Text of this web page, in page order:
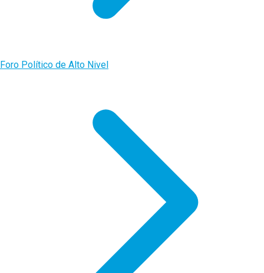
Foro Político de Alto Nivel